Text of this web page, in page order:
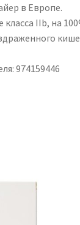
в Европе.
IIb, на
974159446